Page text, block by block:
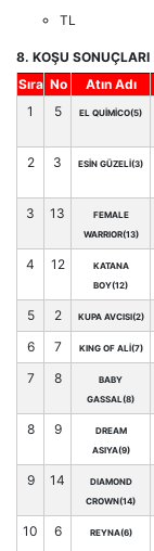
TL
8. KOŞU SONUÇLARI
Sıra No Atın Adı
1
5 EL QUİMİCO(5)
2 3 ESİN GÜZELİ(3)
3 13
FEMALE
WARRIOR(13)
4 12
KATANA
BOY(12)
5 2 KUPA AVCISI(2)
6 7 KING OF ALİ(7)
7 8
BABY
GASSAL(8)
8 9
DREAM
ASIYA(9)
9 14
DIAMOND
CROWN(14)
10 6 REYNA(6)